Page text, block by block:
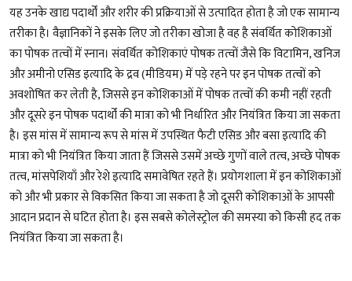
यह उनके खाद्य पदार्थों और शरीर की प्रक्रियाओं से उत्पादित होता है जो एक सामान्य
तरीका है। वैज्ञानिकों ने इसके लिए जो तरीका खोजा है वह है संवर्धित कोशिकाओं
का पोषक तत्वों में स्नान। संवर्धित कोशिकाएं पोषक तत्वों जैसे कि विटामिन, खनिज
और अमीनो एसिड इत्यादि के द्रव (मीडियम) में पड़े रहने पर इन पोषक तत्वों को
अवशोषित कर लेती है, जिससे इन कोशिकाओं में पोषक तत्वों की कमी नहीं रहती
और दूसरे इन पोषक पदार्थों की मात्रा को भी निर्धारित और नियंत्रित किया जा सकता
है। इस मांस में सामान्य रूप से मांस में उपस्थित फैटी एसिड और बसा इत्यादि की
मात्रा को भी नियंत्रित किया जाता हैं जिससे उसमें अच्छे गुणों वाले तत्व, अच्छे पोषक
तत्व, मांसपेशियाँ और रेशे इत्यादि समावेषित रहते हैं। प्रयोगशाला में इन कोशिकाओं
को और भी प्रकार से विकसित किया जा सकता है जो दूसरी कोशिकाओं के आपसी
आदान प्रदान से घटित होता है। इस सबसे कोलेस्ट्रोल की समस्या को किसी हद तक
नियंत्रित किया जा सकता है।